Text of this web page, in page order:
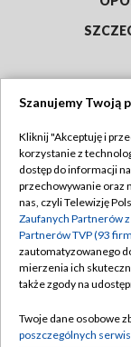
Abonament
Emisja w TVP
Centrum
Naziemna
Rada
Szanujemy Twoją
Kliknij "Akceptuję i
korzystanie z
dostęp do informacji
przechowywanie oraz
nas, czyli Telewizję
Zaufanych Partnerów
Partnerów TVP (93
zautomatyzowanego
mierzenia ich
także zgody na
Twoje dane osobowe
poszczególnych